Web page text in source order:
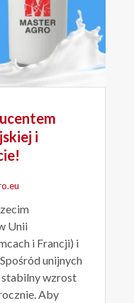
i
Unii
i Francji) i
Spośród unijnych
wzrost
Aby